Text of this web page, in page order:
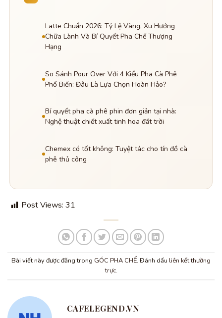
Latte Chuẩn 2026: Tỷ Lệ Vàng, Xu Hướng
Chữa Lành Và Bí Quyết Pha Chế Thượng
Hạng
So Sánh Pour Over Với 4 Kiểu Pha Cà Phê
Phổ Biến: Đâu Là Lựa Chọn Hoàn Hảo?
Bí quyết pha cà phê phin đơn giản tại nhà:
Nghệ thuật chiết xuất tinh hoa đất trời
Chemex có tốt không: Tuyệt tác cho tín đồ cà
phê thủ công
Post Views: 31
Bài viết này được đăng trong GÓC PHA CHẾ. Đánh dấu liên kết thường
trực.
CAFELEGEND.VN